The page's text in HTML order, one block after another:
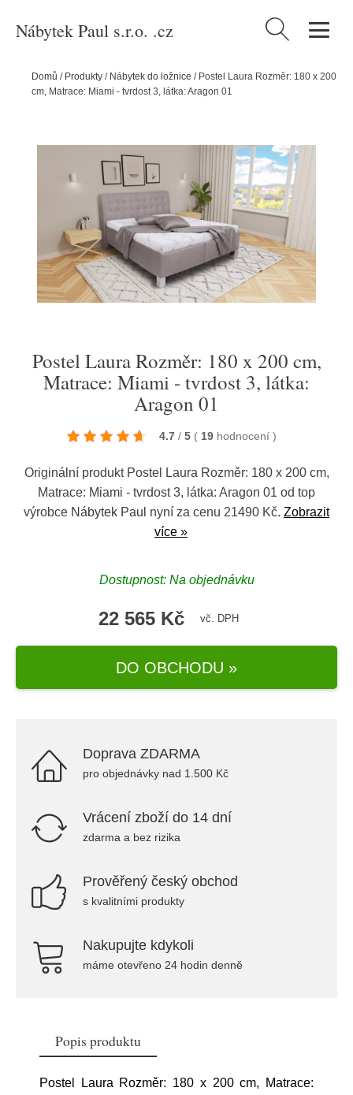
Nábytek Paul s.r.o. .cz Vyhledávání
Domů / Produkty / Nábytek do ložnice / Postel Laura Rozměr: 180 x 200
cm, Matrace: Miami - tvrdost 3, látka: Aragon 01
Postel Laura Rozměr: 180 x 200 cm,
Matrace: Miami - tvrdost 3, látka:
Aragon 01
4.7 / 5 ( 19 hodnocení )
Originální produkt Postel Laura Rozměr: 180 x 200 cm,
Matrace: Miami - tvrdost 3, látka: Aragon 01 od top
výrobce Nábytek Paul nyní za cenu 21490 Kč. Zobrazit
více »
Dostupnost: Na objednávku
22 565 Kč vč. DPH
DO OBCHODU »
Doprava ZDARMA
pro objednávky nad 1.500 Kč
Vrácení zboží do 14 dní
zdarma a bez rizika
Prověřený český obchod
s kvalitními produkty
Nakupujte kdykoli
máme otevřeno 24 hodin denně
Popis produktu
Postel Laura Rozměr: 180 x 200 cm, Matrace: